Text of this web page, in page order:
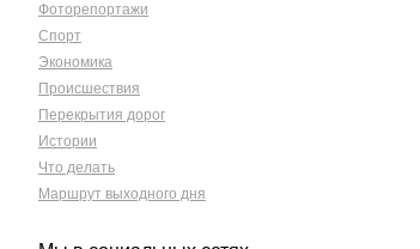
Фоторепортажи
Спорт
Экономика
Происшествия
Перекрытия дорог
Истории
Что делать
Маршрут выходного дня